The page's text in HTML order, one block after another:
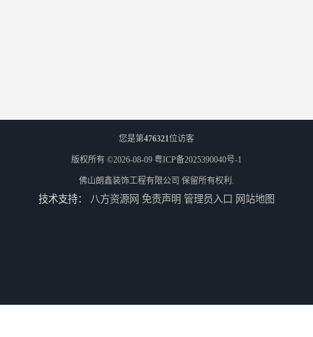
您是第476321位访客
版权所有 ©2026-08-09 粤ICP备2025390040号-1
佛山朗鑫装饰工程有限公司 保留所有权利.
技术支持： 八方资源网 免责声明 管理员入口 网站地图